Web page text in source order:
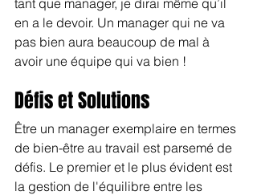
en a le devoir. Un manager qui ne va
pas bien aura beaucoup de mal à
avoir une équipe qui va bien !
Défis et Solutions
Être un manager exemplaire en termes
de bien-être au travail est parsemé de
défis. Le premier et le plus évident est
la gestion de l'équilibre entre les